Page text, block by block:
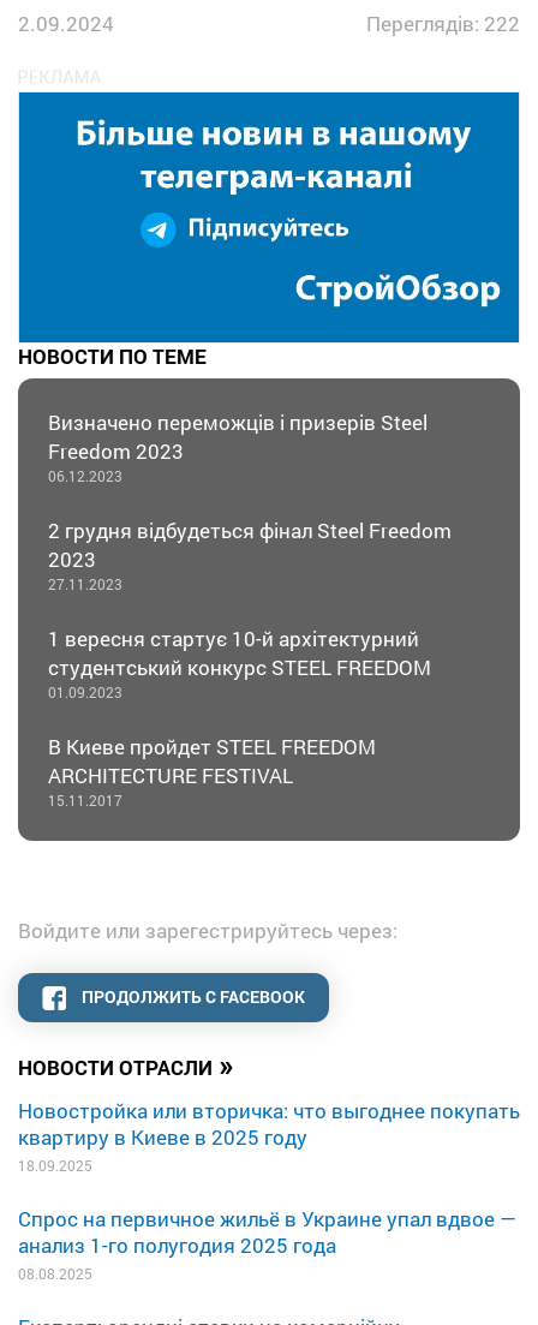
НОВОСТИ ОТРАСЛИ »
Новостройка или вторичка: что выгоднее покупать
квартиру в Киеве в 2025 году
18.09.2025
Спрос на первичное жильё в Украине упал вдвое —
анализ 1-го полугодия 2025 года
08.08.2025
2.09.2024
Переглядів: 222
НОВОСТИ ПО ТЕМЕ
Визначено переможців і призерів Steel
Freedom 2023
06.12.2023
2 грудня відбудеться фінал Steel Freedom
2023
27.11.2023
1 вересня стартує 10-й архітектурний
студентський конкурс STEEL FREEDOM
01.09.2023
В Киеве пройдет STEEL FREEDOM
ARCHITECTURE FESTIVAL
15.11.2017
Войдите или зарегестрируйтесь через:
ПРОДОЛЖИТЬ С FACEBOOK